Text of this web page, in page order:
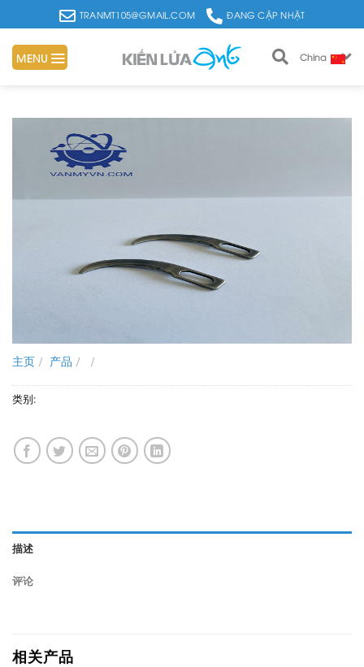
to
content
TRANMT105@GMAIL.COM ĐANG CẬP NHẬT
MENU China
主页 / 产品 / /
类别:
描述
评论
相关产品